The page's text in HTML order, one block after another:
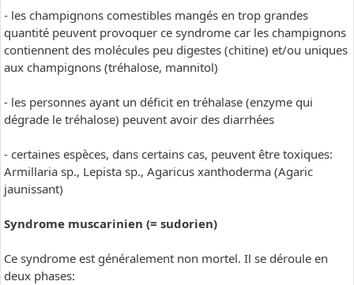
- les champignons comestibles mangés en trop grandes
quantité peuvent provoquer ce syndrome car les champignons
contiennent des molécules peu digestes (chitine) et/ou uniques
aux champignons (tréhalose, mannitol)
- les personnes ayant un déficit en tréhalase (enzyme qui
dégrade le tréhalose) peuvent avoir des diarrhées
- certaines espèces, dans certains cas, peuvent être toxiques:
Armillaria sp., Lepista sp., Agaricus xanthoderma (Agaric
jaunissant)
Syndrome muscarinien (= sudorien)
Ce syndrome est généralement non mortel. Il se déroule en
deux phases: